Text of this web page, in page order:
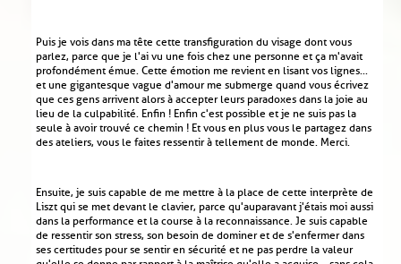
Puis je vois dans ma tête cette transfiguration du visage dont vous
parlez, parce que je l'ai vu une fois chez une personne et ça m'avait
profondément émue. Cette émotion me revient en lisant vos lignes...
et une gigantesque vague d'amour me submerge quand vous écrivez
que ces gens arrivent alors à accepter leurs paradoxes dans la joie au
lieu de la culpabilité. Enfin ! Enfin c'est possible et je ne suis pas la
seule à avoir trouvé ce chemin ! Et vous en plus vous le partagez dans
des ateliers, vous le faites ressentir à tellement de monde. Merci.
Ensuite, je suis capable de me mettre à la place de cette interprète de
Liszt qui se met devant le clavier, parce qu'auparavant j'étais moi aussi
dans la performance et la course à la reconnaissance. Je suis capable
de ressentir son stress, son besoin de dominer et de s'enfermer dans
ses certitudes pour se sentir en sécurité et ne pas perdre la valeur